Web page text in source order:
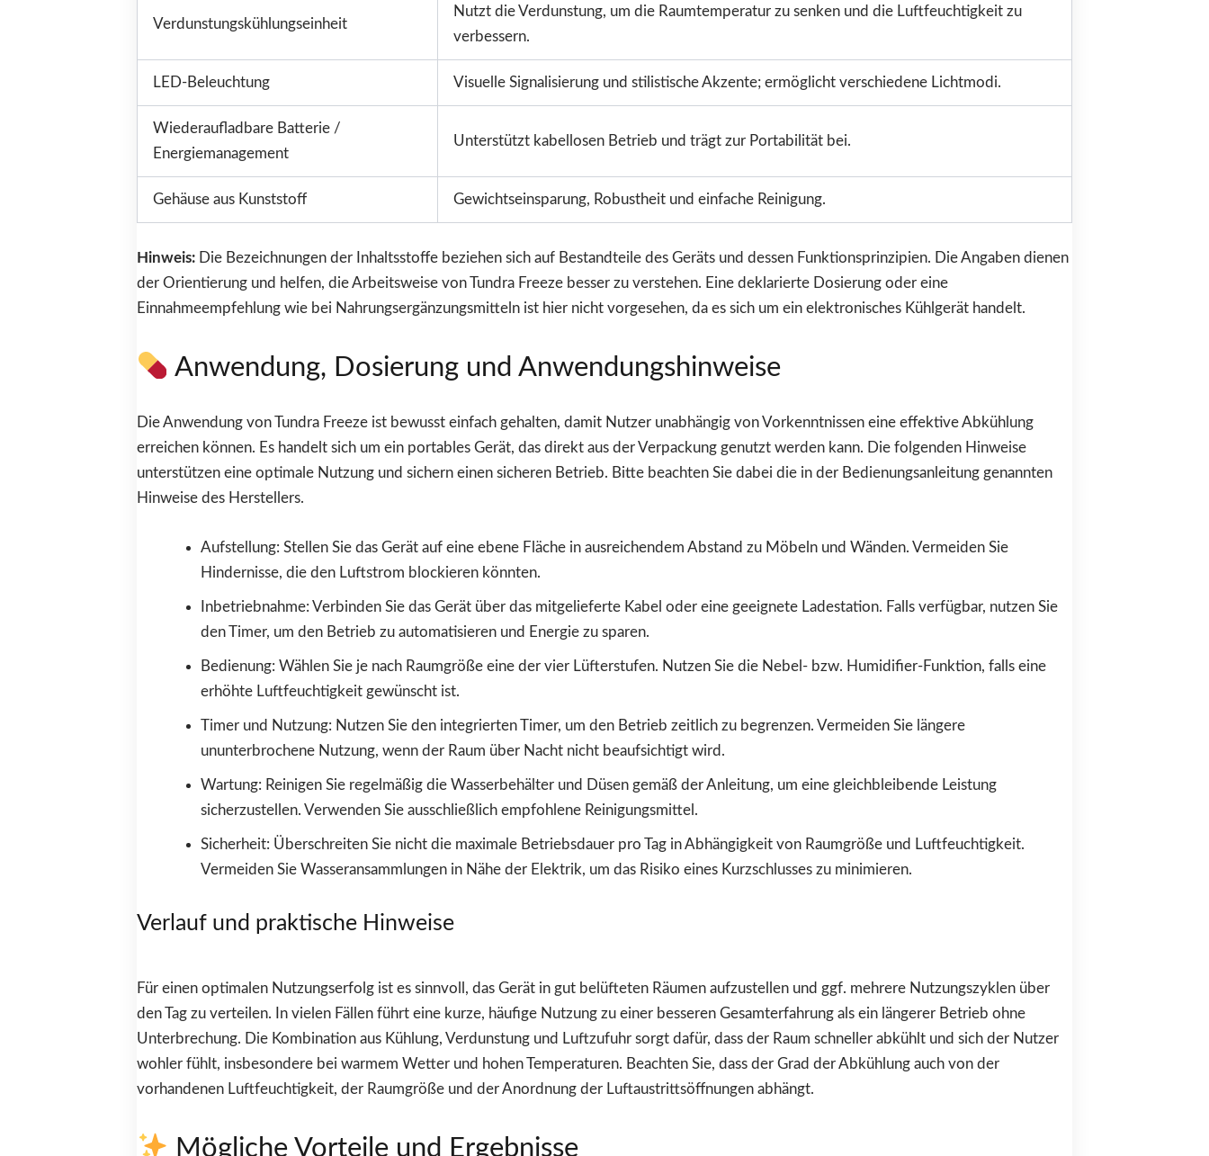
Verdunstungskühlungseinheit
Nutzt die Verdunstung, um die Raumtemperatur zu senken und die Luftfeuchtigkeit zu
verbessern.
LED-Beleuchtung Visuelle Signalisierung und stilistische Akzente; ermöglicht verschiedene Lichtmodi.
Wiederaufladbare Batterie /
Energiemanagement
Unterstützt kabellosen Betrieb und trägt zur Portabilität bei.
Gehäuse aus Kunststoff Gewichtseinsparung, Robustheit und einfache Reinigung.
Hinweis: Die Bezeichnungen der Inhaltsstoffe beziehen sich auf Bestandteile des Geräts und dessen Funktionsprinzipien. Die Angaben dienen
der Orientierung und helfen, die Arbeitsweise von Tundra Freeze besser zu verstehen. Eine deklarierte Dosierung oder eine
Einnahmeempfehlung wie bei Nahrungsergänzungsmitteln ist hier nicht vorgesehen, da es sich um ein elektronisches Kühlgerät handelt.
Anwendung, Dosierung und Anwendungshinweise
Die Anwendung von Tundra Freeze ist bewusst einfach gehalten, damit Nutzer unabhängig von Vorkenntnissen eine effektive Abkühlung
erreichen können. Es handelt sich um ein portables Gerät, das direkt aus der Verpackung genutzt werden kann. Die folgenden Hinweise
unterstützen eine optimale Nutzung und sichern einen sicheren Betrieb. Bitte beachten Sie dabei die in der Bedienungsanleitung genannten
Hinweise des Herstellers.
Aufstellung: Stellen Sie das Gerät auf eine ebene Fläche in ausreichendem Abstand zu Möbeln und Wänden. Vermeiden Sie
Hindernisse, die den Luftstrom blockieren könnten.
Inbetriebnahme: Verbinden Sie das Gerät über das mitgelieferte Kabel oder eine geeignete Ladestation. Falls verfügbar, nutzen Sie
den Timer, um den Betrieb zu automatisieren und Energie zu sparen.
Bedienung: Wählen Sie je nach Raumgröße eine der vier Lüfterstufen. Nutzen Sie die Nebel- bzw. Humidifier-Funktion, falls eine
erhöhte Luftfeuchtigkeit gewünscht ist.
Timer und Nutzung: Nutzen Sie den integrierten Timer, um den Betrieb zeitlich zu begrenzen. Vermeiden Sie längere
ununterbrochene Nutzung, wenn der Raum über Nacht nicht beaufsichtigt wird.
Wartung: Reinigen Sie regelmäßig die Wasserbehälter und Düsen gemäß der Anleitung, um eine gleichbleibende Leistung
sicherzustellen. Verwenden Sie ausschließlich empfohlene Reinigungsmittel.
Sicherheit: Überschreiten Sie nicht die maximale Betriebsdauer pro Tag in Abhängigkeit von Raumgröße und Luftfeuchtigkeit.
Vermeiden Sie Wasseransammlungen in Nähe der Elektrik, um das Risiko eines Kurzschlusses zu minimieren.
Verlauf und praktische Hinweise
Für einen optimalen Nutzungserfolg ist es sinnvoll, das Gerät in gut belüfteten Räumen aufzustellen und ggf. mehrere Nutzungszyklen über
den Tag zu verteilen. In vielen Fällen führt eine kurze, häufige Nutzung zu einer besseren Gesamterfahrung als ein längerer Betrieb ohne
Unterbrechung. Die Kombination aus Kühlung, Verdunstung und Luftzufuhr sorgt dafür, dass der Raum schneller abkühlt und sich der Nutzer
wohler fühlt, insbesondere bei warmem Wetter und hohen Temperaturen. Beachten Sie, dass der Grad der Abkühlung auch von der
vorhandenen Luftfeuchtigkeit, der Raumgröße und der Anordnung der Luftaustrittsöffnungen abhängt.
Mögliche Vorteile und Ergebnisse